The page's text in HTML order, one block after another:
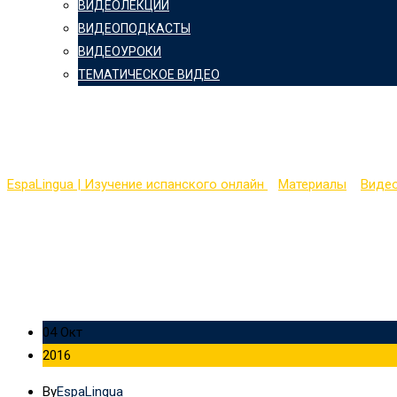
ВИДЕОЛЕКЦИИ
ВИДЕОПОДКАСТЫ
ВИДЕОУРОКИ
ТЕМАТИЧЕСКОЕ ВИДЕО
EspaLingua | Изучение испанского онлайн Материалы
04 Окт
2016
ByEspaLingua